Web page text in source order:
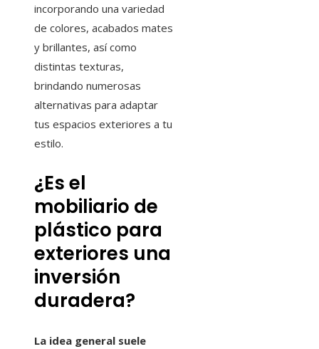
incorporando una variedad
de colores, acabados mates
y brillantes, así como
distintas texturas,
brindando numerosas
alternativas para adaptar
tus espacios exteriores a tu
estilo.
¿Es el
mobiliario de
plástico para
exteriores una
inversión
duradera?
La idea general suele